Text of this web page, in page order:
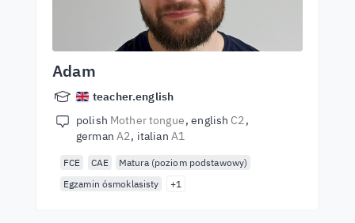
Adam
teacher.english
polish Mother tongue english C2
german A2 italian A1
FCE CAE
Matura (poziom podstawowy)
Egzamin ósmoklasisty
+1